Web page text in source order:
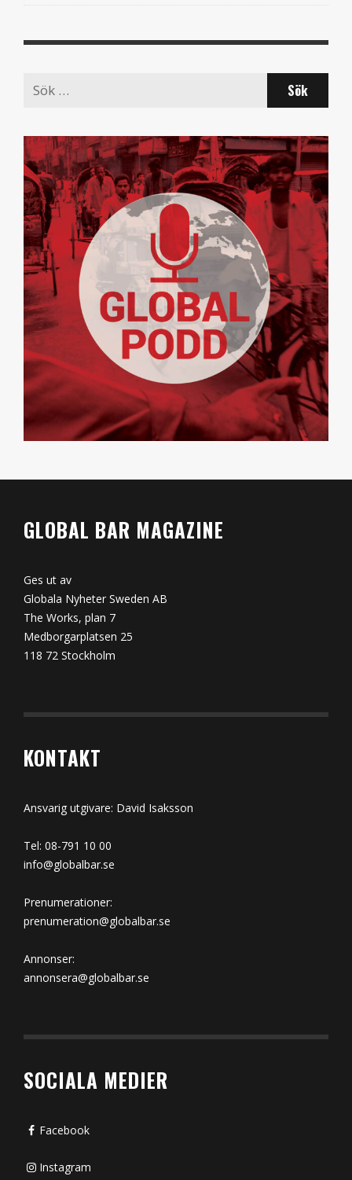
Search
for:
GLOBAL BAR MAGAZINE
Ges ut av
Globala Nyheter Sweden AB
The Works, plan 7
Medborgarplatsen 25
118 72 Stockholm
KONTAKT
Ansvarig utgivare: David Isaksson
Tel: 08-791 10 00
info@globalbar.se
Prenumerationer:
prenumeration@globalbar.se
Annonser:
annonsera@globalbar.se
SOCIALA MEDIER
Facebook
Instagram